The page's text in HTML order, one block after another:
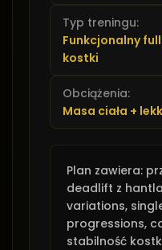
Typ treningu:
Funkcjonalny
kostki
Obciążenia:
Masa ciała +
Plan zawiera:
deadlift z
variations,
progressions,
stabilność